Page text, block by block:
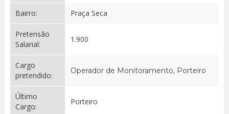
Bairro: Praça Seca
Pretensão
Salarial:
1.900
Cargo
pretendido:
Operador de Monitoramento, Porteiro
Último
Cargo:
Porteiro